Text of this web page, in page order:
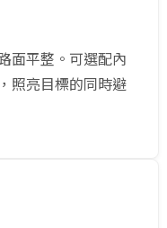
面平整。可選配內
照亮目標的同時避